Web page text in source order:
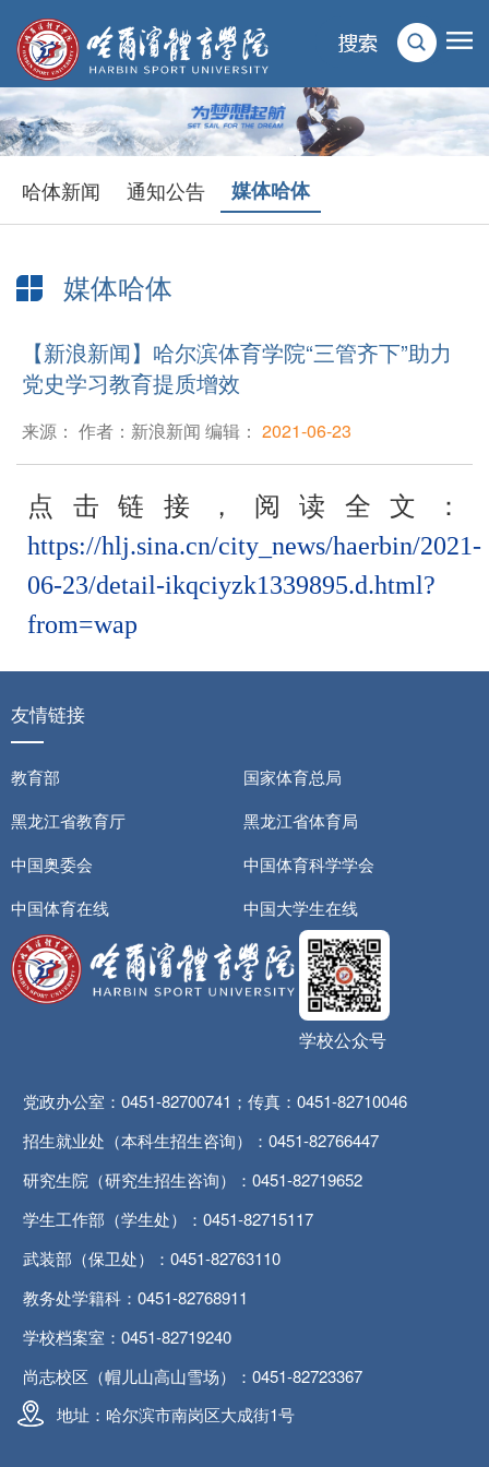
哈体新闻 通知公告 媒体哈体
媒体哈体
当前位置：首页>新闻动态>媒体哈体> 正文
【新浪新闻】哈尔滨体育学院“三管齐下”助力
党史学习教育提质增效
来源： 作者：新浪新闻 编辑： 2021-06-23
点击链接，阅读全文：
https://hlj.sina.cn/city_news/haerbin/2021-
06-23/detail-ikqciyzk1339895.d.html?
from=wap
友情链接
教育部
国家体育总局
黑龙江省教育厅
黑龙江省体育局
中国奥委会
中国体育科学学会
中国体育在线
中国大学生在线
学校公众号
党政办公室：0451-82700741；传真：0451-82710046
招生就业处（本科生招生咨询）：0451-82766447
研究生院（研究生招生咨询）：0451-82719652
学生工作部（学生处）：0451-82715117
武装部（保卫处）：0451-82763110
教务处学籍科：0451-82768911
学校档案室：0451-82719240
尚志校区（帽儿山高山雪场）：0451-82723367
地址：哈尔滨市南岗区大成街1号